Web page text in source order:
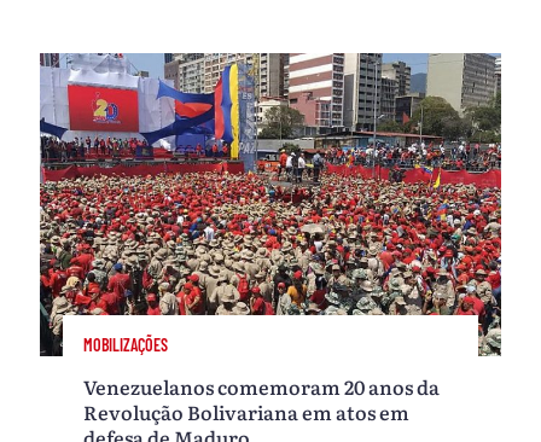
MOBILIZAÇÕES
Venezuelanos comemoram 20 anos da
Revolução Bolivariana em atos em